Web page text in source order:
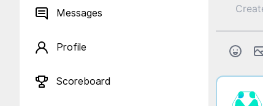
Messages
Profile
Scoreboard